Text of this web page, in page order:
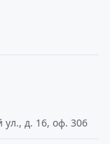
д. 16, оф. 306